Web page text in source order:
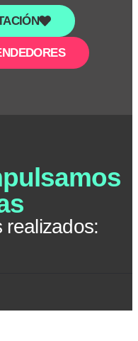
realizados: